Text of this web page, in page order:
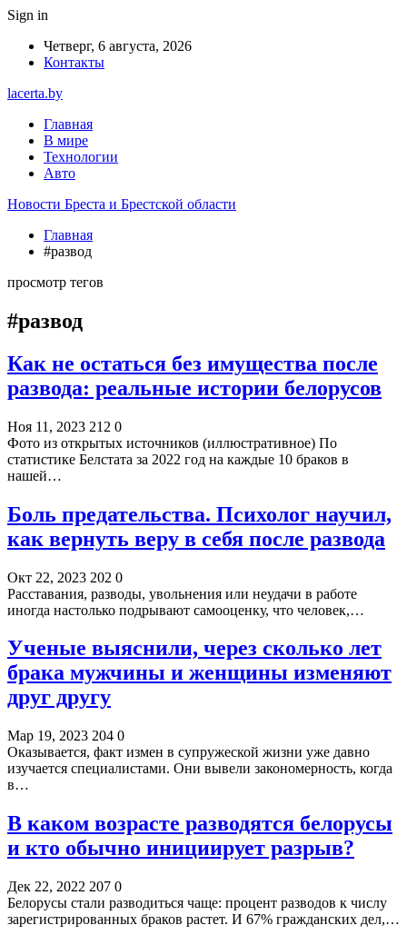
Sign in
Четверг, 6 августа, 2026
Контакты
lacerta.by
Главная
В мире
Технологии
Авто
Новости Бреста и Брестской области
Главная
#развод
просмотр тегов
#развод
Как не остаться без имущества после
развода: реальные истории белорусов
Ноя 11, 2023 212 0
Фото из открытых источников (иллюстративное) По
статистике Белстата за 2022 год на каждые 10 браков в
нашей…
Боль предательства. Психолог научил,
как вернуть веру в себя после развода
Окт 22, 2023 202 0
Расставания, разводы, увольнения или неудачи в работе
иногда настолько подрывают самооценку, что человек,…
Ученые выяснили, через сколько лет
брака мужчины и женщины изменяют
друг другу
Мар 19, 2023 204 0
Оказывается, факт измен в супружеской жизни уже давно
изучается специалистами. Они вывели закономерность, когда
в…
В каком возрасте разводятся белорусы
и кто обычно инициирует разрыв?
Дек 22, 2022 207 0
Белорусы стали разводиться чаще: процент разводов к числу
зарегистрированных браков растет. И 67% гражданских дел,…